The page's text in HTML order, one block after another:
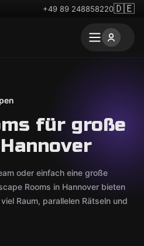
+49 89 248858220🇩🇪
für große
oder einfach eine große
Rooms in Hannover bieten
Raum, parallelen Rätseln und